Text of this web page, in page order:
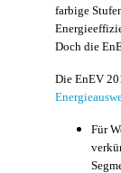
farbige
Doch die
Die EnEV
Für